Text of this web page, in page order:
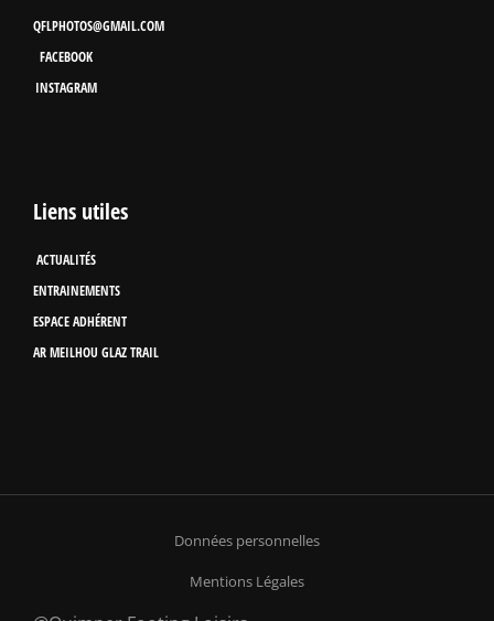
QFLPHOTOS@GMAIL.COM
FACEBOOK
INSTAGRAM
Liens utiles
ACTUALITÉS
ENTRAINEMENTS
ESPACE ADHÉRENT
AR MEILHOU GLAZ TRAIL
Données personnelles
Mentions Légales